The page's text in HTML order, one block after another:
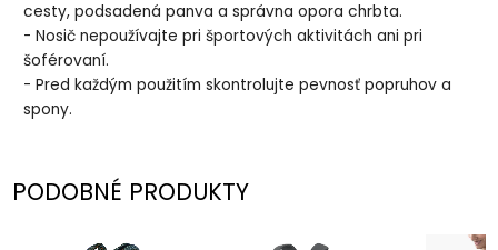
cesty, podsadená panva a správna opora chrbta.
- Nosič nepoužívajte pri športových aktivitách ani pri
šoférovaní.
- Pred každým použitím skontrolujte pevnosť popruhov a
spony.
PODOBNÉ PRODUKTY